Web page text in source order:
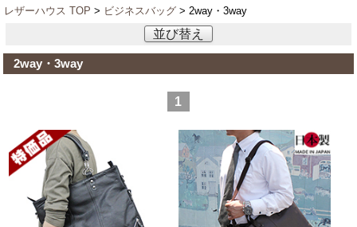
レザーハウス TOP > ビジネスバッグ > 2way・3way
並び替え
2way・3way
1